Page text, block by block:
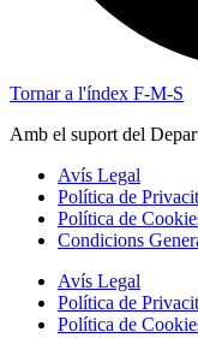
Tornar a l'índex F-M-S
Amb el suport del
Avís Legal
Política de
Política de
Condicions
Avís Legal
Política de
Política de